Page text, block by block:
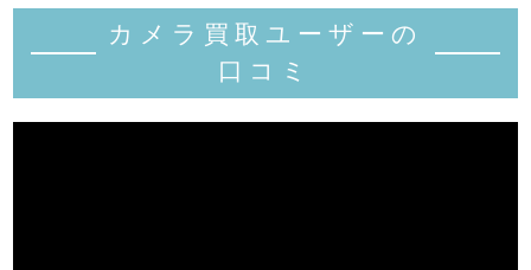
カメラ買取ユーザーの
口コミ